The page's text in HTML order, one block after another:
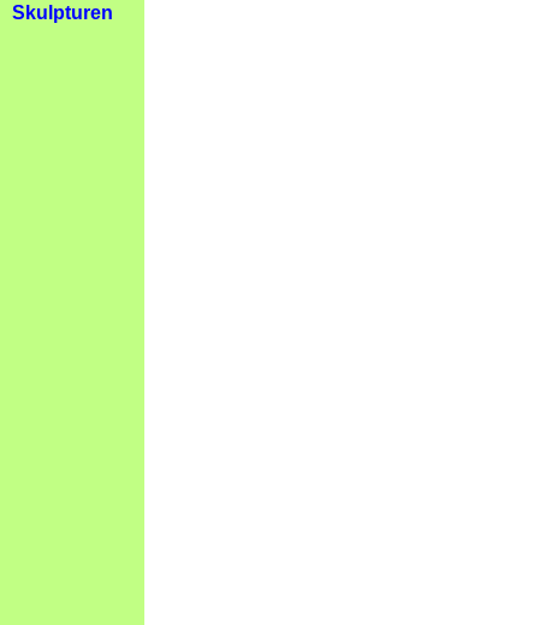
Skulpturen